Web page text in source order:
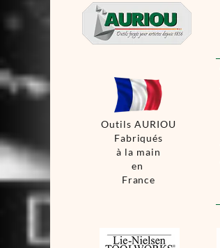
Outils AURIOU
Fabriqués
à la main
en
France